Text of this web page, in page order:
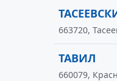
663720,
ТАВИЛ
660079,